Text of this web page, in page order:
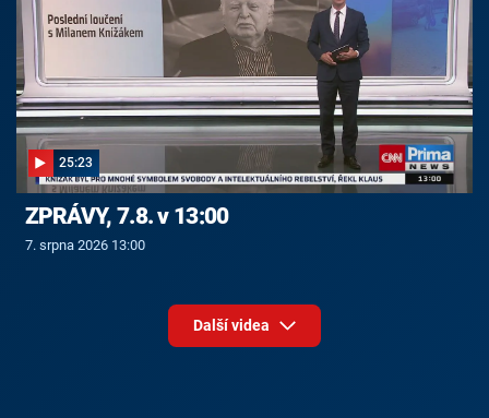
25:23
ZPRÁVY, 7.8. v 13:00
7. srpna 2026 13:00
Další videa